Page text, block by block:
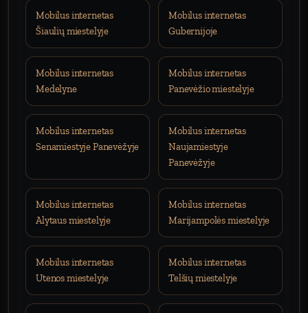
Mobilus internetas
Šiaulių miestelyje
Mobilus internetas
Gubernijoje
Mobilus internetas
Medelyne
Mobilus internetas
Panevėžio miestelyje
Mobilus internetas
Senamiestyje Panevėžyje
Mobilus internetas
Naujamiestyje
Panevėžyje
Mobilus internetas
Alytaus miestelyje
Mobilus internetas
Marijampolės miestelyje
Mobilus internetas
Utenos miestelyje
Mobilus internetas
Telšių miestelyje